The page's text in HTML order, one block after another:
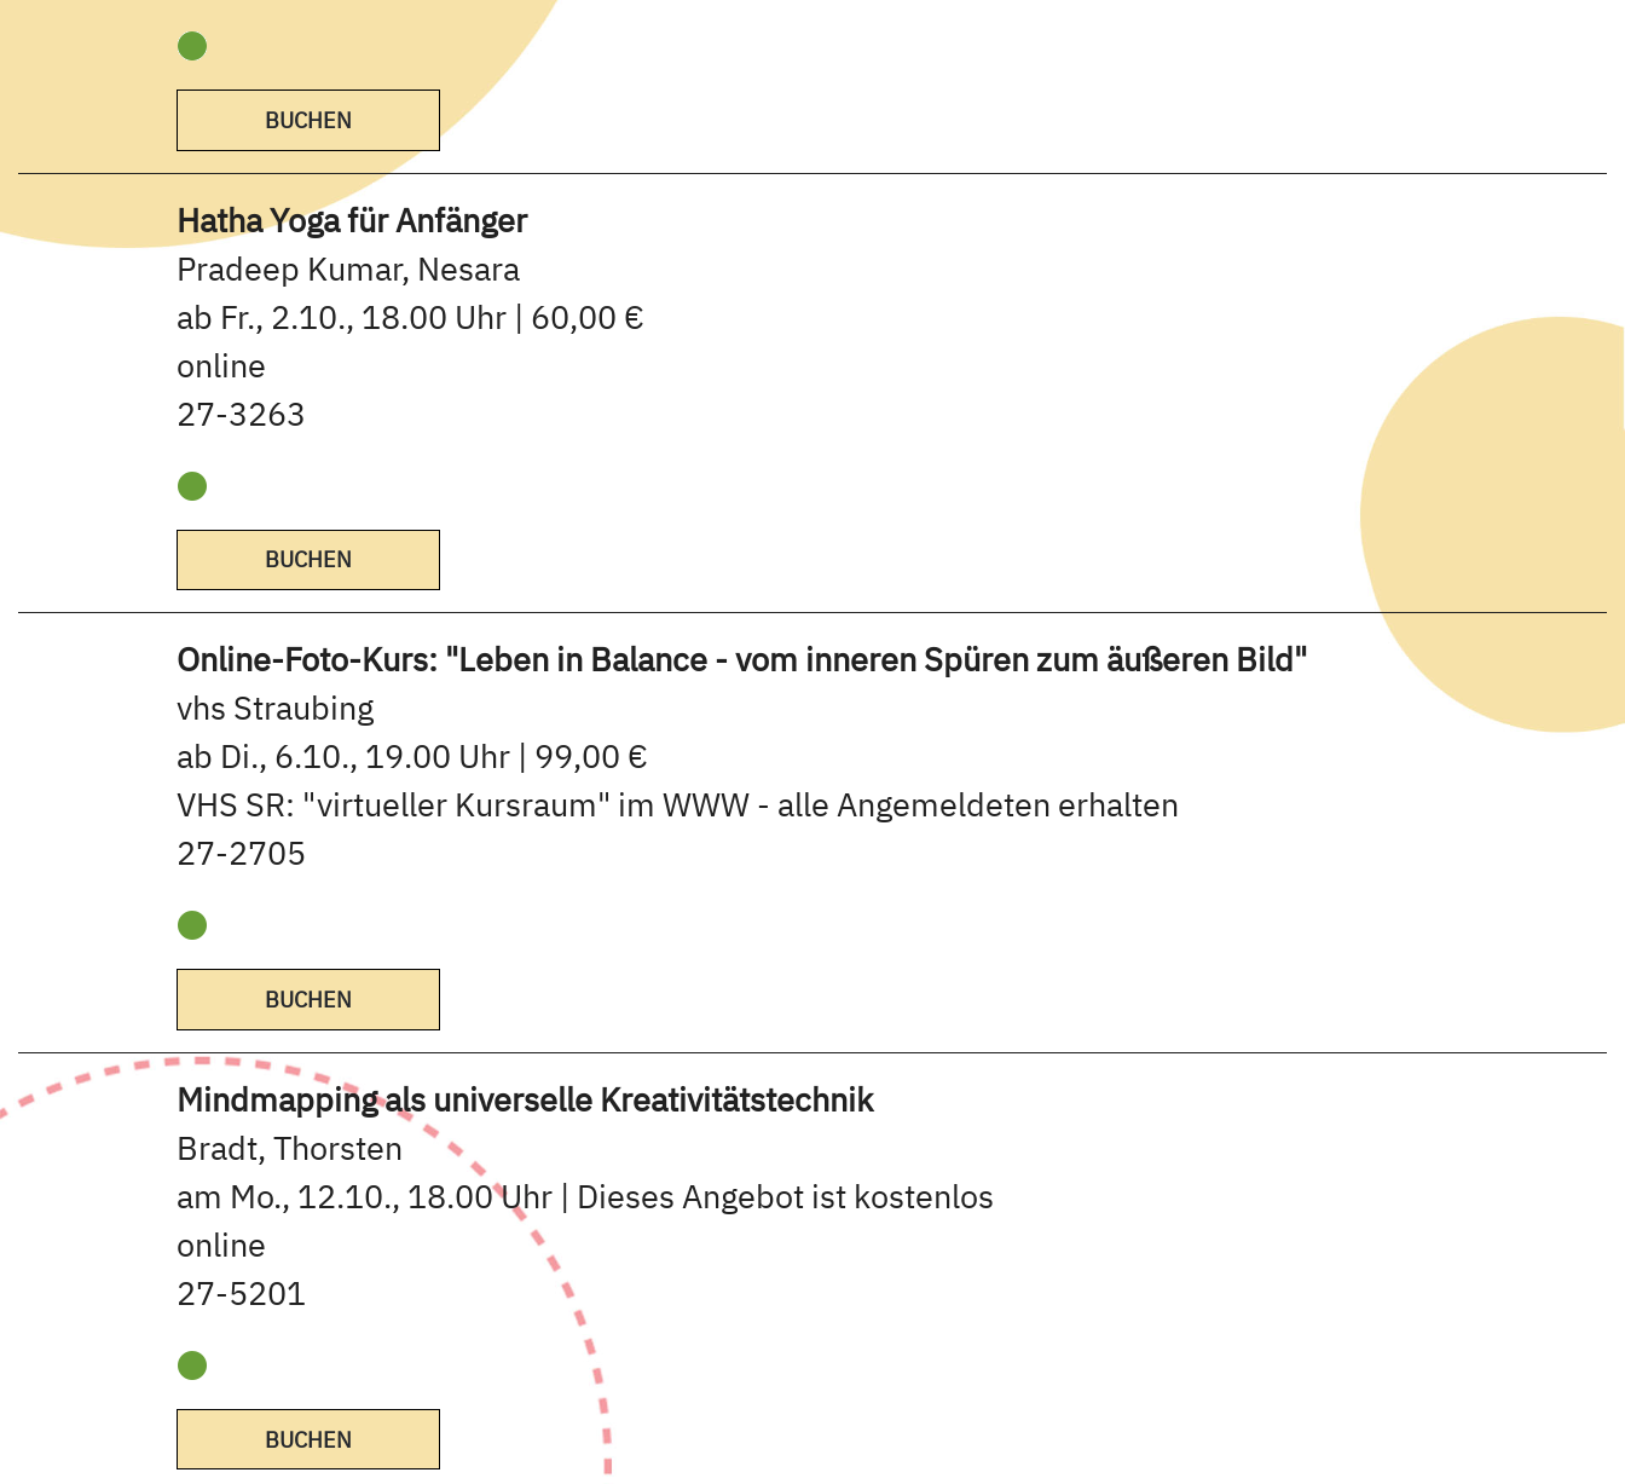
BUCHEN
Hatha Yoga für Anfänger
Pradeep Kumar, Nesara
ab Fr., 2.10., 18.00 Uhr | 60,00 €
online
27-3263
BUCHEN
Online-Foto-Kurs: "Leben in Balance - vom inneren Spüren zum äußeren Bild"
vhs Straubing
ab Di., 6.10., 19.00 Uhr | 99,00 €
VHS SR: "virtueller Kursraum" im WWW - alle Angemeldeten erhalten
27-2705
BUCHEN
Mindmapping als universelle Kreativitätstechnik
Bradt, Thorsten
am Mo., 12.10., 18.00 Uhr | Dieses Angebot ist kostenlos
online
27-5201
BUCHEN